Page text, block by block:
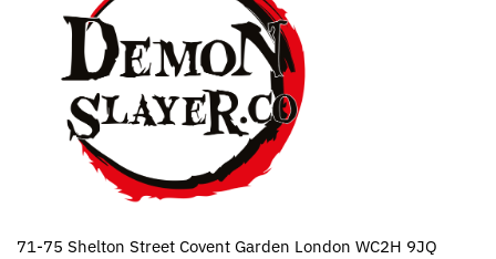
71-75 Shelton Street Covent Garden London WC2H 9JQ